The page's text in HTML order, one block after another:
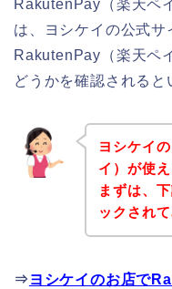
RakutenPay（楽天ペ
は、ヨシケイの公式サ
RakutenPay（楽天ペ
どうかを確認されると
ヨシケイ
イ）が使
まずは、
ックされ
⇒ ヨシケイのお店で